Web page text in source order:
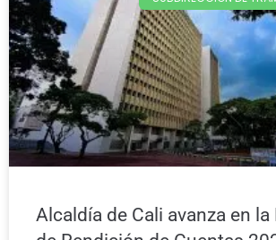
Alcaldía de Cali avanza en